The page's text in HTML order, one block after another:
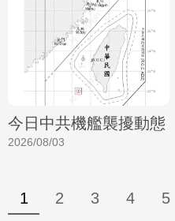
今日中共機艦襲擾動態
2026/08/03
1 2 3 4 5